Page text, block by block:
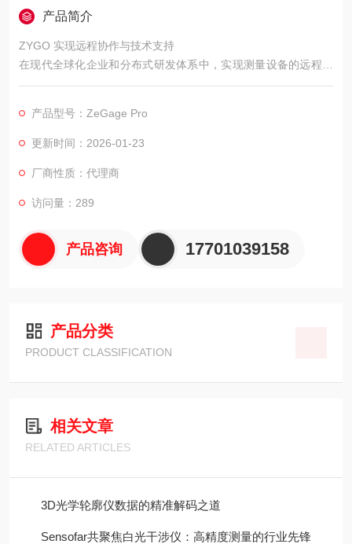
产品简介
ZYGO 实现远程协作与技术支持
在现代全球化企业和分布式研发体系中，实现测量设备的远程访
问、数据共享、专家协同诊断和技术支持，正变得越来越重要。
传输潜力以及与远程协助工具的兼容性，为打破地理限制、提升
支持效率、构建协同工作环境提供了可能。
产品型号：ZeGage Pro
更新时间：2026-01-23
厂商性质：代理商
访问量：289
产品咨询 17701039158
产品分类
PRODUCT CLASSIFICATION
相关文章
RELATED ARTICLES
3D光学轮廓仪数据的精准解码之道
Sensofar共聚焦白光干涉仪：高精度测量的行业先锋